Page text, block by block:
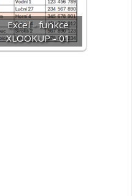
Excel - funkce
XLOOKUP - 01